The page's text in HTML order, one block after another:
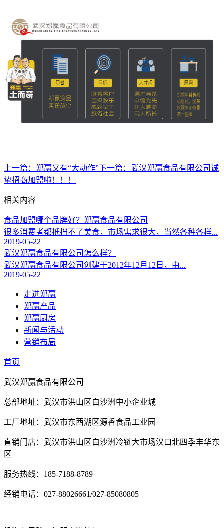
上一篇： 郑赢又有“大动作”下一篇： 武汉郑赢食品有限公司诚
挚招商加盟啦！！！
相关内容
食品加盟哪个品牌好？郑赢食品有限公司
很多消费者都抵挡不了美食，市场需求很大，当然各种各样...
2019-05-22
武汉郑赢食品有限公司怎么样？
武汉郑赢食品有限公司创建于2012年12月12日，由...
2019-05-22
走进郑赢
郑赢产品
郑赢厨房
新闻与活动
营销布局
首页
武汉郑赢食品有限公司
总部地址：武汉市洪山区白沙洲中小企业城
工厂地址：武汉市东西湖区源香食品工业园
直销门店：武汉市洪山区白沙洲冷链大市场汉口北四季丰华东
区
服务热线：185-7188-8789
经销电话：027-88026661/027-85080805